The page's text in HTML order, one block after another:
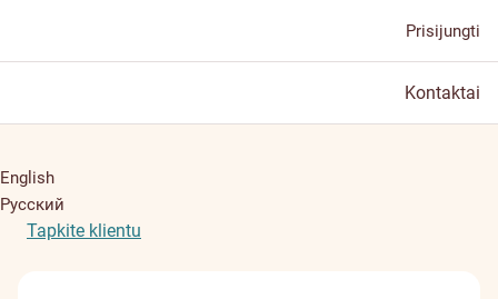
Prisijungti
Kontaktai
English
Русский
Tapkite klientu